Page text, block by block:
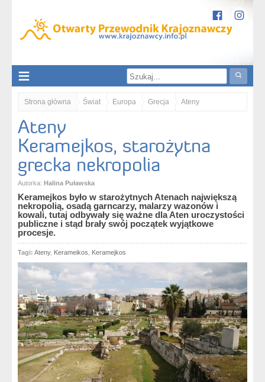
Strona główna Świat Europa Grecja Ateny
Ateny. Keramejkos, starożytna grecka nekropolia
Ateny
Keramejkos, starożytna
grecka nekropolia
Autorka: Halina Puławska
Keramejkos było w starożytnych Atenach największą
nekropolią, osadą garncarzy, malarzy wazonów i
kowali, tutaj odbywały się ważne dla Aten uroczystości
publiczne i stąd brały swój początek wyjątkowe
procesje.
Tagi: Ateny, Kerameikos Keramejkos